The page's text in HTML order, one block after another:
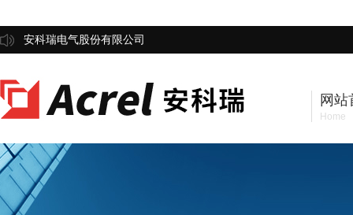
安科瑞电气股份有限公司
网站
Home